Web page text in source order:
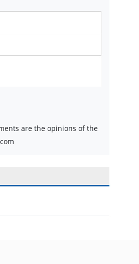
are the opinions of the